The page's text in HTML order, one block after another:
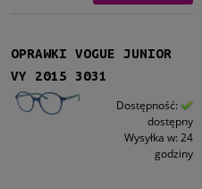
Rozmiar
Małe
OPRAWKI VOGUE JUNIOR
VY 2015 3031
Dostępność:
dostępny
Wysyłka w: 24
godziny